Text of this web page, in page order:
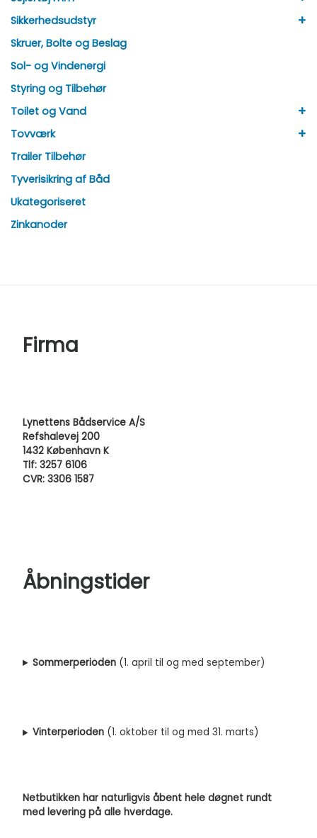
Sikkerhedsudstyr +
Skruer, Bolte og Beslag
Sol- og Vindenergi
Styring og Tilbehør
Toilet og Vand
+
Tovværk +
Trailer Tilbehør
Tyverisikring af Båd
Ukategoriseret
Zinkanoder
Firma
Lynettens Bådservice A/S
Refshalevej 200
1432 København K
Tlf: 3257 6106
CVR: 3306 1587
Åbningstider
Sommerperioden (1. april til og med september)
Vinterperioden (1. oktober til og med 31. marts)
Netbutikken har naturligvis åbent hele døgnet rundt
med levering på alle hverdage.